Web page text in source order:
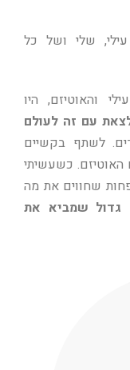
שלי ושל כל
והאוטיזם, היו
עם זה לעולם
לשתף בקשיים
האוטיזם. כשעשיתי
11 ילדים ומשפחות שחווים את מה
גדול שמביא את